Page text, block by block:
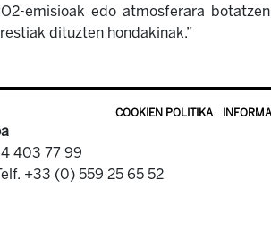
emisioak edo atmosferara
dituzten hondakinak.”
COOKIEN POLITIKA
403 77 99
+33 (0) 559 25 65 52